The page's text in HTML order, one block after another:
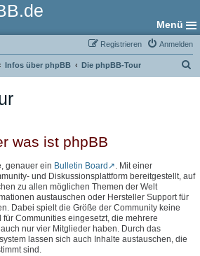
Menü
Anmelden
Registrieren
Infos über phpBB Die phpBB-Tour
was ist phpBB
genauer ein Bulletin Board
. Mit einer
und Diskussionsplattform bereitgestellt, auf
zu allen möglichen Themen der Welt
austauschen oder Hersteller Support für
Dabei spielt die Größe der Community keine
Communities eingesetzt, die mehrere
nur vier Mitglieder haben. Durch das
lassen sich auch Inhalte austauschen, die
sind.